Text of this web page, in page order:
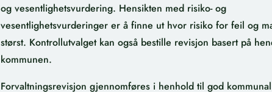
og vesentlighetsvurdering. Hensikten med risiko- og
vesentlighetsvurderinger er å finne ut hvor risiko for feil og
størst. Kontrollutvalget kan også bestille revisjon basert på
kommunen.
Forvaltningsrevisjon gjennomføres i henhold til god kommunal